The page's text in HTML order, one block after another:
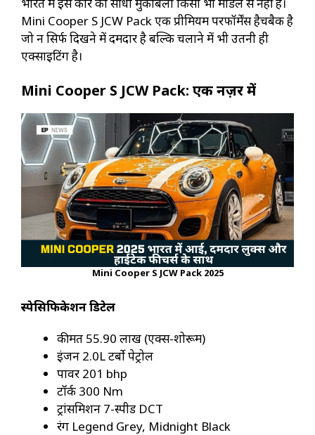
Mini Cooper S JCW Pack एक प्रीमियम परफॉर्मेंस हैचबैक है
जो न सिर्फ दिखने में दमदार है बल्कि चलाने में भी उतनी ही
एक्साइटिंग है।
Mini Cooper S JCW Pack: एक नज़र में
Mini Cooper S JCW Pack 2025
स्पेसिफिकेशन डिटेल
कीमत ₹55.90 लाख (एक्स-शोरूम)
इंजन 2.0L टर्बो पेट्रोल
पावर 201 bhp
टॉर्क 300 Nm
ट्रांसमिशन 7-स्पीड DCT
रंग Legend Grey, Midnight Black